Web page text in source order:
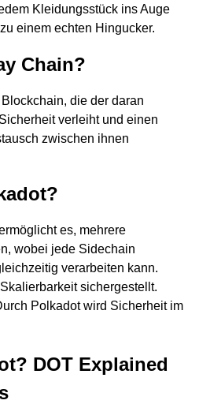
Kleidungsstück ins Auge
einem echten Hingucker.
Chain?
die der daran
verleiht und einen
zwischen ihnen
es, mehrere
wobei jede Sidechain
verarbeiten kann.
sichergestellt.
Polkadot wird Sicherheit im
DOT Explained